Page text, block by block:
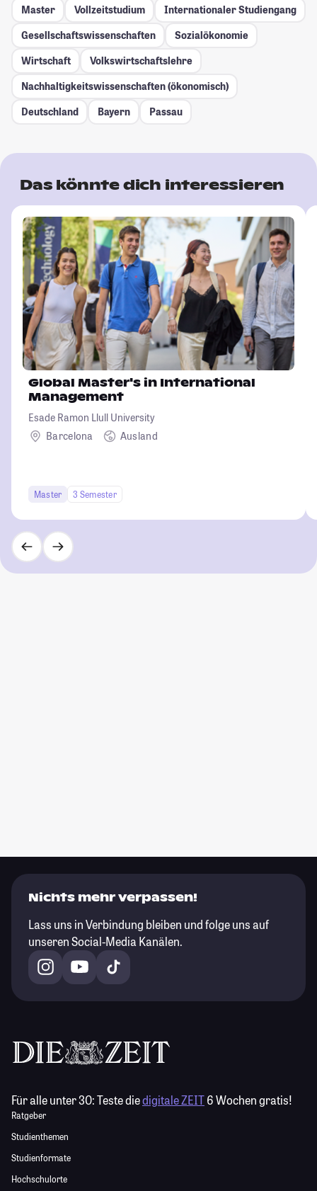
Master
Vollzeitstudium
Internationaler Studiengang
Gesellschafts­wissenschaften
Sozialökonomie
Wirtschaft
Volkswirtschaftslehre
Nachhaltigkeitswissenschaften (ökonomisch)
Deutschland
Bayern Passau
Das könnte dich interessieren
Global Master's in International
Management
Esade Ramon Llull University
Barcelona
Ausland
Master 3 Semester
Nichts mehr verpassen!
Lass uns in Verbindung bleiben und folge uns auf
unseren Social-Media Kanälen.
Für alle unter 30:Teste diedigitale ZEIT6 Wochen gratis!
Ratgeber
Studienthemen
Studienformate
Hochschulorte